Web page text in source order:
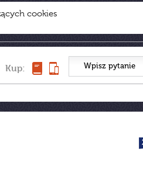
cookies
Kup: